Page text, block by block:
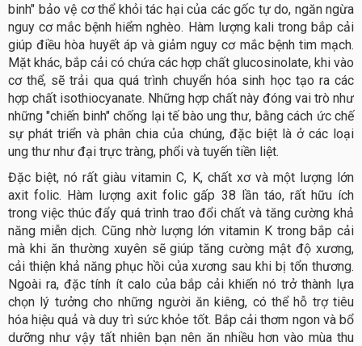
binh" bảo vệ cơ thể khỏi tác hại của các gốc tự do, ngăn ngừa
nguy cơ mắc bệnh hiểm nghèo. Hàm lượng kali trong bắp cải
giúp điều hòa huyết áp và giảm nguy cơ mắc bệnh tim mạch.
Mặt khác, bắp cải có chứa các hợp chất glucosinolate, khi vào
cơ thể, sẽ trải qua quá trình chuyển hóa sinh học tạo ra các
hợp chất isothiocyanate. Những hợp chất này đóng vai trò như
những "chiến binh" chống lại tế bào ung thư, bằng cách ức chế
sự phát triển và phân chia của chúng, đặc biệt là ở các loại
ung thư như đại trực tràng, phổi và tuyến tiền liệt.
Đặc biệt, nó rất giàu vitamin C, K, chất xơ và một lượng lớn
axit folic. Hàm lượng axit folic gấp 38 lần táo, rất hữu ích
trong việc thúc đẩy quá trình trao đổi chất và tăng cường khả
năng miễn dịch. Cũng nhờ lượng lớn vitamin K trong bắp cải
mà khi ăn thường xuyên sẽ giúp tăng cường mật độ xương,
cải thiện khả năng phục hồi của xương sau khi bị tổn thương.
Ngoài ra, đặc tính ít calo của bắp cải khiến nó trở thành lựa
chọn lý tưởng cho những người ăn kiêng, có thể hỗ trợ tiêu
hóa hiệu quả và duy trì sức khỏe tốt. Bắp cải thơm ngon và bổ
dưỡng như vậy tất nhiên bạn nên ăn nhiều hơn vào mùa thu